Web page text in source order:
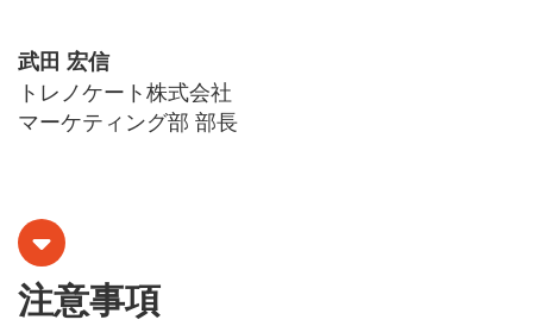
武田 宏信
トレノケート株式会社
マーケティング部 部長
注意事項